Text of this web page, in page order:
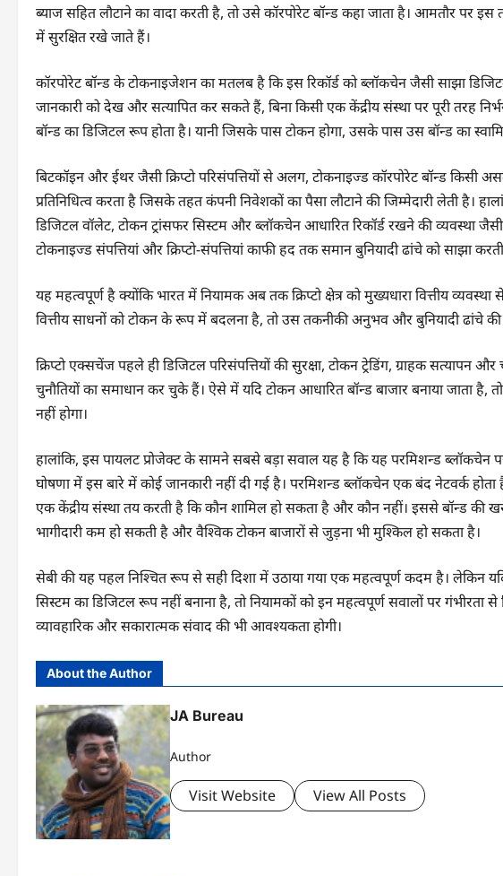
ब्याज सहित लौटाने का वादा करती है, तो उसे कॉरपोरेट बॉन्ड कहा जाता है। आमतौर पर इस
में सुरक्षित रखे जाते हैं।
कॉरपोरेट बॉन्ड के टोकनाइजेशन का मतलब है कि इस रिकॉर्ड को ब्लॉकचेन जैसी साझा
जानकारी को देख और सत्यापित कर सकते हैं, बिना किसी एक केंद्रीय संस्था पर पूरी तरह
बॉन्ड का डिजिटल रूप होता है। यानी जिसके पास टोकन होगा, उसके पास उस बॉन्ड का
बिटकॉइन और ईथर जैसी क्रिप्टो परिसंपत्तियों से अलग, टोकनाइज्ड कॉरपोरेट बॉन्ड किसी
प्रतिनिधित्व करता है जिसके तहत कंपनी निवेशकों का पैसा लौटाने की जिम्मेदारी लेती है।
डिजिटल वॉलेट, टोकन ट्रांसफर सिस्टम और ब्लॉकचेन आधारित रिकॉर्ड रखने की व्यवस्था जैसी
टोकनाइज्ड संपत्तियां और क्रिप्टो-संपत्तियां काफी हद तक समान बुनियादी ढांचे को साझा
यह महत्वपूर्ण है क्योंकि भारत में नियामक अब तक क्रिप्टो क्षेत्र को मुख्यधारा वित्तीय
वित्तीय साधनों को टोकन के रूप में बदलना है, तो उस तकनीकी अनुभव और बुनियादी ढांचे की
क्रिप्टो एक्सचेंज पहले ही डिजिटल परिसंपत्तियों की सुरक्षा, टोकन ट्रेडिंग, ग्राहक सत्यापन
चुनौतियों का समाधान कर चुके हैं। ऐसे में यदि टोकन आधारित बॉन्ड बाजार बनाया जाता है,
नहीं होगा।
हालांकि, इस पायलट प्रोजेक्ट के सामने सबसे बड़ा सवाल यह है कि यह परमिशन्ड ब्लॉकचेन
घोषणा में इस बारे में कोई जानकारी नहीं दी गई है। परमिशन्ड ब्लॉकचेन एक बंद नेटवर्क
एक केंद्रीय संस्था तय करती है कि कौन शामिल हो सकता है और कौन नहीं। इससे बॉन्ड की
भागीदारी कम हो सकती है और वैश्विक टोकन बाजारों से जुड़ना भी मुश्किल हो सकता है।
सेबी की यह पहल निश्चित रूप से सही दिशा में उठाया गया एक महत्वपूर्ण कदम है। लेकिन
सिस्टम का डिजिटल रूप नहीं बनाना है, तो नियामकों को इन महत्वपूर्ण सवालों पर गंभीरता से
व्यावहारिक और सकारात्मक संवाद की भी आवश्यकता होगी।
About the Author
JA Bureau
Author
Visit Website View All Posts